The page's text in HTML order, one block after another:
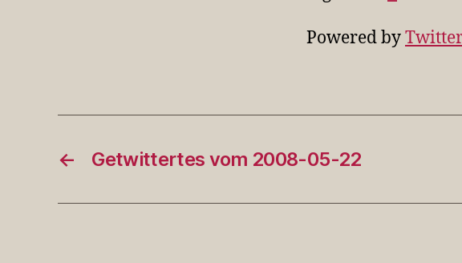
Powered by
← Getwittertes vom 2008-05-22